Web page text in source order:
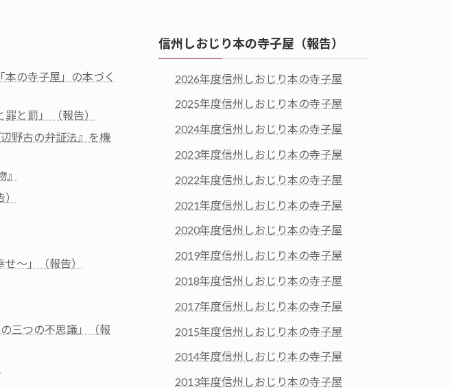
の寺子屋」の本づく
と罰」 （報告）
野古の弁証法』を機
～」（報告）
三つの不思議」（報
信州しおじり本の寺子屋（報告）
2026年度信州しおじり本の寺子屋
2025年度信州しおじり本の寺子屋
2024年度信州しおじり本の寺子屋
2023年度信州しおじり本の寺子屋
2022年度信州しおじり本の寺子屋
2021年度信州しおじり本の寺子屋
2020年度信州しおじり本の寺子屋
2019年度信州しおじり本の寺子屋
2018年度信州しおじり本の寺子屋
2017年度信州しおじり本の寺子屋
2015年度信州しおじり本の寺子屋
2014年度信州しおじり本の寺子屋
2013年度信州しおじり本の寺子屋